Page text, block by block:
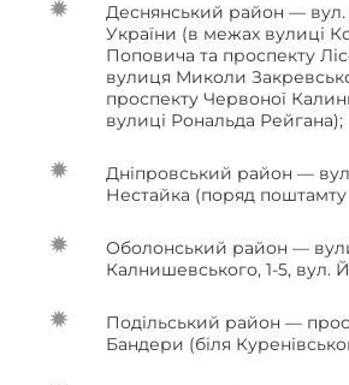
Деснянський район — вул.
України (в межах вулиці
Поповича та проспекту
вулиця Миколи
проспекту Червоної
вулиці Рональда Рейгана);
Дніпровський район —
Нестайка (поряд
Оболонський район —
Калнишевського, 1-5, вул.
Подільський район —
Бандери (біля